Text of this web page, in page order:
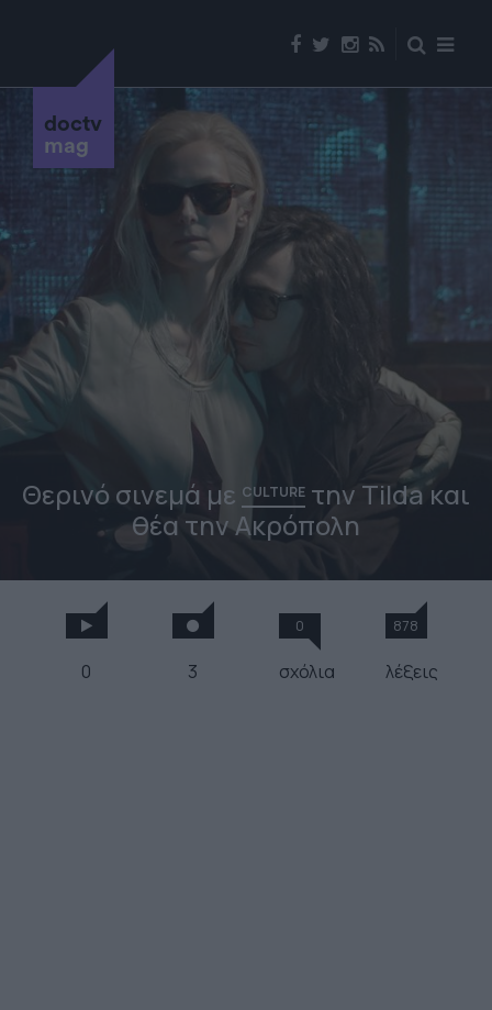
doctv
mag
Θερινό σινεμά με CULTURE την Tilda και
θέα την Ακρόπολη
0 3
0
σχόλια
878
λέξεις